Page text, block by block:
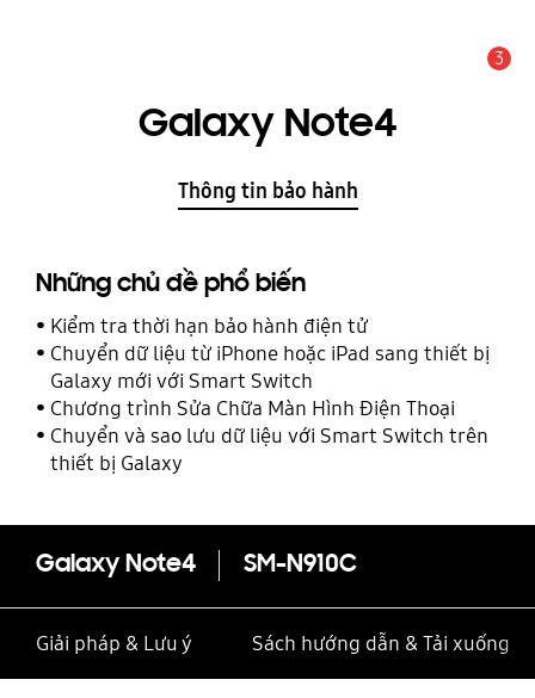
3
Galaxy Note4
Thông tin bảo hành
Những chủ đề phổ biến
Kiểm tra thời hạn bảo hành điện tử
Chuyển dữ liệu từ iPhone hoặc iPad sang thiết bị
Galaxy mới với Smart Switch
Chương trình Sửa Chữa Màn Hình Điện Thoại
Chuyển và sao lưu dữ liệu với Smart Switch trên
thiết bị Galaxy
Galaxy Note4 SM-N910C
Giải pháp & Lưu ý Sách hướng dẫn & Tải xuống